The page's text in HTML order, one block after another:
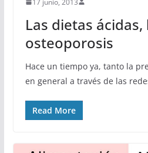
Las dietas ácidas,
osteoporosis
Hace un tiempo ya, tanto la
en general a través de las
Read More